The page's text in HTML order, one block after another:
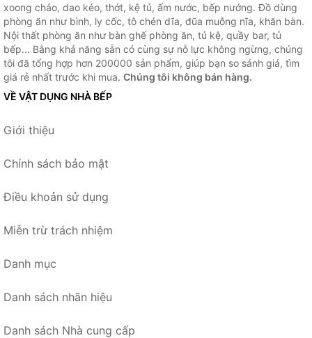
xoong chảo, dao kéo, thớt, kệ tủ, ấm nước, bếp nướng. Đồ dùng
phòng ăn như bình, ly cốc, tô chén dĩa, đũa muỗng nĩa, khăn bàn.
Nội thất phòng ăn như bàn ghế phòng ăn, tủ kệ, quầy bar, tủ
bếp... Bằng khả năng sẵn có cùng sự nỗ lực không ngừng, chúng
tôi đã tổng hợp hơn 200000 sản phẩm, giúp bạn so sánh giá, tìm
giá rẻ nhất trước khi mua. Chúng tôi không bán hàng.
VỀ VẬT DỤNG NHÀ BẾP
Giới thiệu
Chính sách bảo mật
Điều khoản sử dụng
Miễn trừ trách nhiệm
Danh mục
Danh sách nhãn hiệu
Danh sách Nhà cung cấp